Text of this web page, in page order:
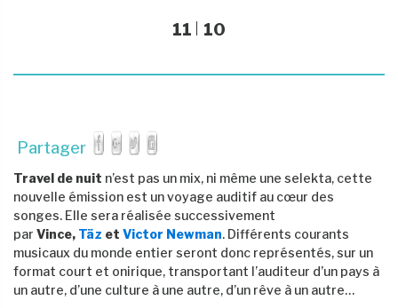
11 10
Partager
Travel de nuit n’est pas un mix, ni même une selekta, cette
nouvelle émission est un voyage auditif au cœur des
songes. Elle sera réalisée successivement
par Vince, Täz et Victor Newman. Différents courants
musicaux du monde entier seront donc représentés, sur un
format court et onirique, transportant l’auditeur d’un pays à
un autre, d’une culture à une autre, d’un rêve à un autre…